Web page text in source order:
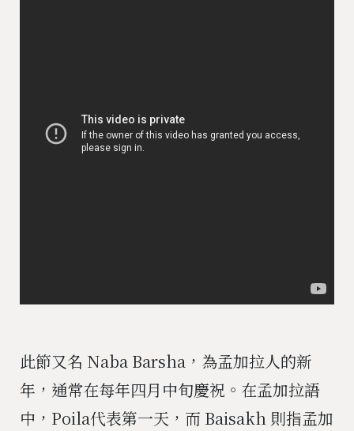
此節又名 Naba Barsha，為孟加拉人的新
年，通常在每年四月中旬慶祝。在孟加拉語
中，Poila代表第一天，而 Baisakh 則指孟加